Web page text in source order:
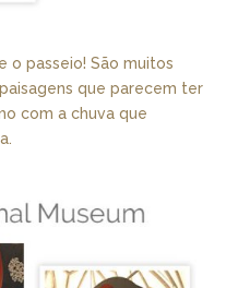
o passeio! São muitos
que parecem ter
com a chuva que